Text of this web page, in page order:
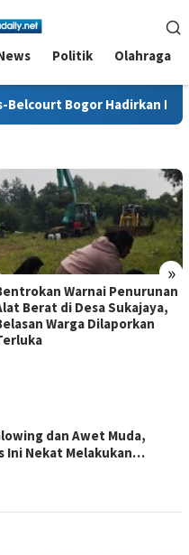
Politik Olahraga
Hadirkan Promo “Merdeka
»
Warnai Penurunan
Berat di Desa Sukajaya,
Warga Dilaporkan
dan Awet Muda,
Ini Nekat Melakukan…